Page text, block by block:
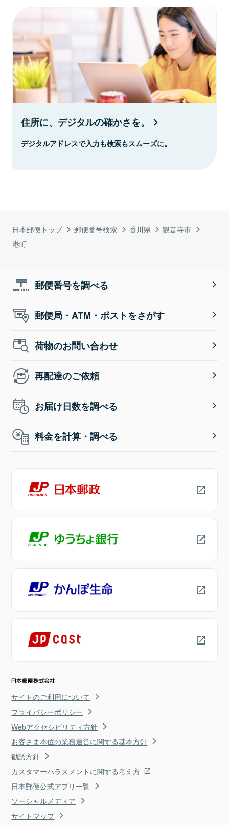
日本郵便トップ 郵便番号検索 香川県
観音寺市
港町
住所に、デジタルの確かさを。
デジタルアドレスで入力も検索もスムーズに。
郵便番号を調べる
郵便局・ATM・ポストをさがす
荷物のお問い合わせ
再配達のご依頼
お届け日数を調べる
料金を計算・調べる
サイトのご利用について
プライバシーポリシー
Webアクセシビリティ方針
お客さま本位の業務運営に関する基本方針
勧誘方針
カスタマーハラスメントに関する考え方
日本郵便公式アプリ一覧
ソーシャルメディア
サイトマップ